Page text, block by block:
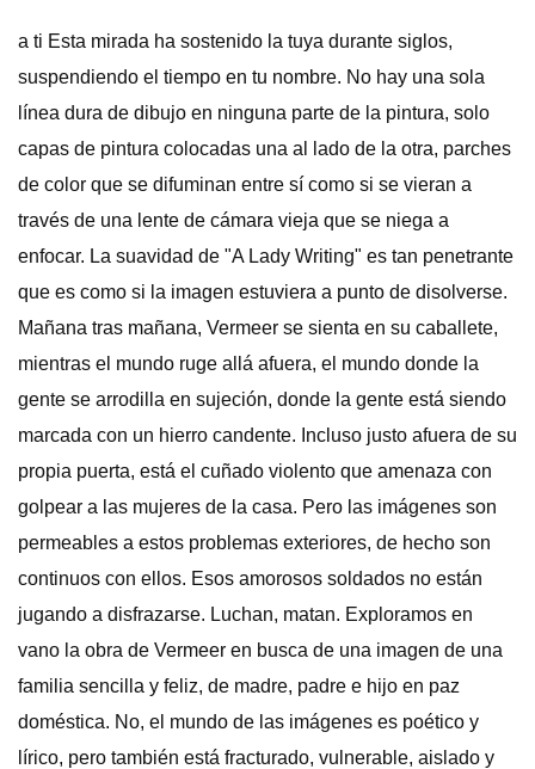
a ti Esta mirada ha sostenido la tuya durante siglos,
suspendiendo el tiempo en tu nombre. No hay una sola
línea dura de dibujo en ninguna parte de la pintura, solo
capas de pintura colocadas una al lado de la otra, parches
de color que se difuminan entre sí como si se vieran a
través de una lente de cámara vieja que se niega a
enfocar. La suavidad de "A Lady Writing" es tan penetrante
que es como si la imagen estuviera a punto de disolverse.
Mañana tras mañana, Vermeer se sienta en su caballete,
mientras el mundo ruge allá afuera, el mundo donde la
gente se arrodilla en sujeción, donde la gente está siendo
marcada con un hierro candente. Incluso justo afuera de su
propia puerta, está el cuñado violento que amenaza con
golpear a las mujeres de la casa. Pero las imágenes son
permeables a estos problemas exteriores, de hecho son
continuos con ellos. Esos amorosos soldados no están
jugando a disfrazarse. Luchan, matan. Exploramos en
vano la obra de Vermeer en busca de una imagen de una
familia sencilla y feliz, de madre, padre e hijo en paz
doméstica. No, el mundo de las imágenes es poético y
lírico, pero también está fracturado, vulnerable, aislado y